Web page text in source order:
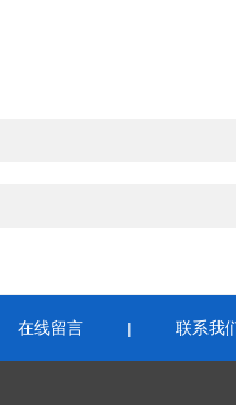
在线留言 | 联系我